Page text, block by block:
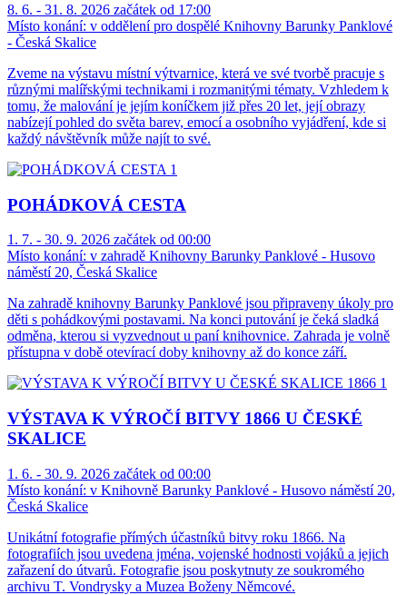
8. 6. - 31. 8. 2026 začátek od 17:00
Místo konání: v oddělení pro dospělé Knihovny Barunky Panklové
- Česká Skalice
Zveme na výstavu místní výtvarnice, která ve své tvorbě pracuje s
různými malířskými technikami i rozmanitými tématy. Vzhledem k
tomu, že malování je jejím koníčkem již přes 20 let, její obrazy
nabízejí pohled do světa barev, emocí a osobního vyjádření, kde si
každý návštěvník může najít to své.
POHÁDKOVÁ CESTA
1. 7. - 30. 9. 2026 začátek od 00:00
Místo konání: v zahradě Knihovny Barunky Panklové - Husovo
náměstí 20, Česká Skalice
Na zahradě knihovny Barunky Panklové jsou připraveny úkoly pro
děti s pohádkovými postavami. Na konci putování je čeká sladká
odměna, kterou si vyzvednout u paní knihovnice. Zahrada je volně
přístupna v době otevírací doby knihovny až do konce září.
VÝSTAVA K VÝROČÍ BITVY 1866 U ČESKÉ
SKALICE
1. 6. - 30. 9. 2026 začátek od 00:00
Místo konání: v Knihovně Barunky Panklové - Husovo náměstí 20,
Česká Skalice
Unikátní fotografie přímých účastníků bitvy roku 1866. Na
fotografiích jsou uvedena jména, vojenské hodnosti vojáků a jejich
zařazení do útvarů. Fotografie jsou poskytnuty ze soukromého
archivu T. Vondrysky a Muzea Boženy Němcové.